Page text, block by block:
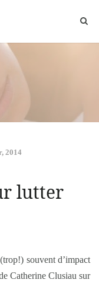
2014
lutter
souvent d’impact
Catherine Clusiau sur